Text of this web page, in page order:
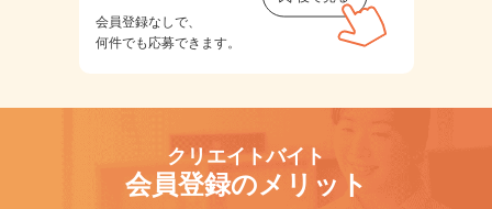
会員登録なしで、
何件でも応募できます。
クリエイトバイト
会員登録のメリット